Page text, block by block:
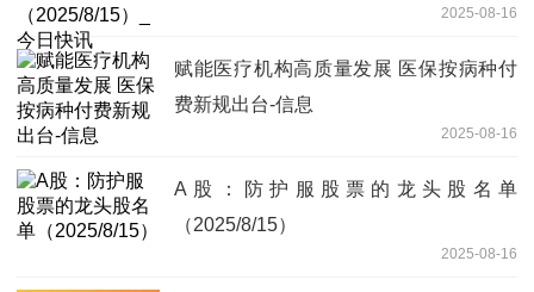
2025-08-16
赋能医疗机构高质量发展 医保按病种付
费新规出台-信息
2025-08-16
A股：防护服股票的龙头股名单
（2025/8/15）
2025-08-16